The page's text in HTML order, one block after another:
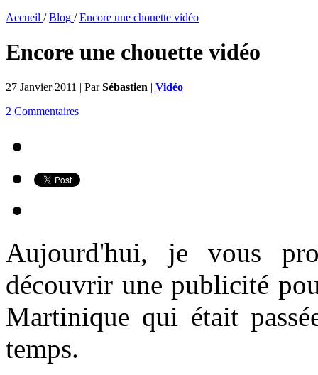
Accueil / Blog / Encore une chouette vidéo
Encore une chouette vidéo
27 Janvier 2011 | ParSébastien | Vidéo
2 Commentaires
Aujourd'hui, je vous
découvrir une publicité
Martinique qui était
temps.